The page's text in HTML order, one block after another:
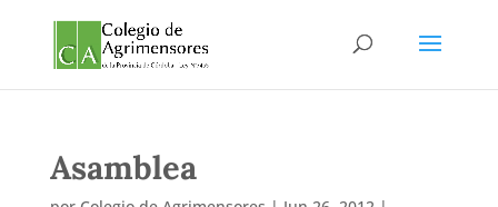
Asamblea